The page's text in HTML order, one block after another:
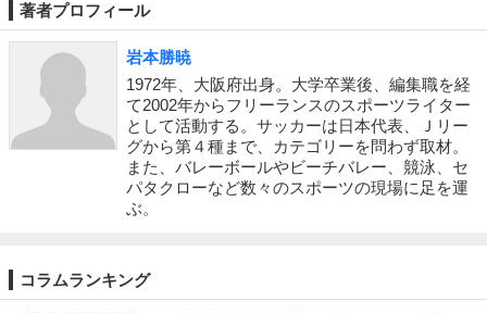
著者プロフィール
岩本勝暁
1972年、大阪府出身。大学卒業後、編集職を経
て2002年からフリーランスのスポーツライター
として活動する。サッカーは日本代表、Ｊリー
グから第４種まで、カテゴリーを問わず取材。
また、バレーボールやビーチバレー、競泳、セ
パタクローなど数々のスポーツの現場に足を運
ぶ。
コラムランキング